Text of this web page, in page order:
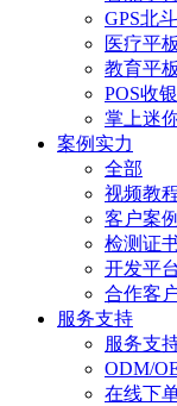
GPS北
医疗平
教育平
POS收
掌上迷
案例实力
全部
视频教
客户案例
检测证
开发平台
合作客
服务支持
服务支
ODM/
在线下